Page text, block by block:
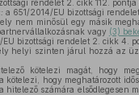
rendelet 2. cikk 112.
a 651/2014/EU bizottsági
nem minősül egy másik
vagy (3)
EU bizottsági rendelet 2. cikk 4.
helyi szinten járul hozzá az
kötelezi magát, hogy
hogy meghatározott
számára elsődlegesen